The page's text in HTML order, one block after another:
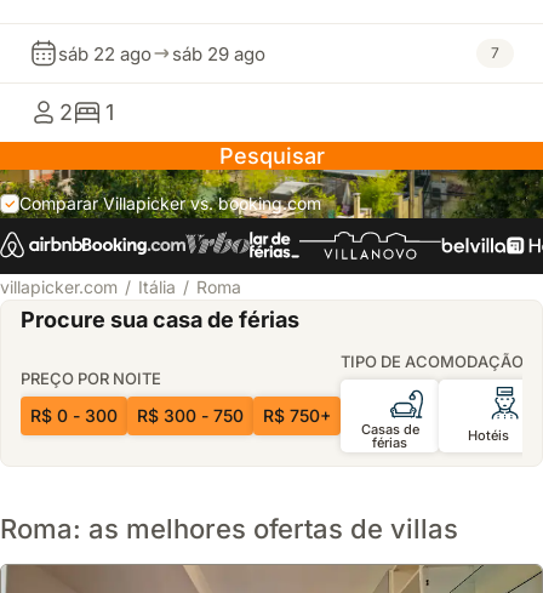
sáb 22 ago sáb 29 ago 7
2
1
Pesquisar
Comparar Villapicker vs. booking.com
villapicker.com Itália Roma
Procure sua casa de férias
PREÇO POR NOITE
R$ 0 - 300 R$ 300 - 750 R$ 750+
TIPO DE ACOMODAÇÃO
Casas de
férias Hotéis
Roma: as melhores ofertas de villas